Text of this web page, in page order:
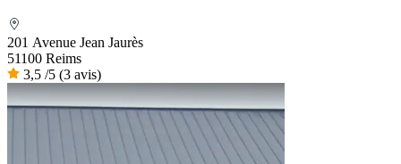
201 Avenue Jean Jaurès
51100 Reims
3,5 /5 (3 avis)